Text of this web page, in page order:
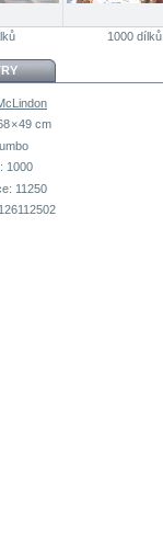
1000 dílků
× 49 cm
1000
11250